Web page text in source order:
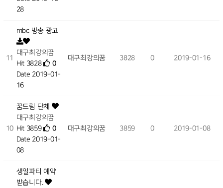
28
11
mbc 방송 광고
대구최강의꿈
Hit 3828
0
Date 2019-01-
16
대구최강의꿈 3828 0 2019-01-16
10
꿈드림 단체
대구최강의꿈
Hit 3859
0
Date 2019-01-
08
대구최강의꿈 3859 0 2019-01-08
생일파티 예약
받습니다.